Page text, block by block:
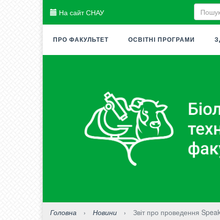
На сайт СНАУ
ПРО ФАКУЛЬТЕТ ОСВІТНІ ПРОГРАМИ
Головна › Новини › Звіт про проведення